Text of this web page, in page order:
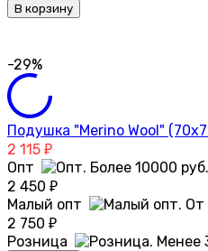
В корзину
-29%
Подушка "Merino Wool"
2 115 ₽
Опт
2 450 ₽
Малый опт
2 750 ₽
Розница